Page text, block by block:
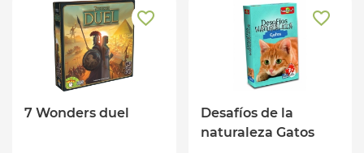
7 Wonders duel
Desafíos de la
naturaleza Gatos